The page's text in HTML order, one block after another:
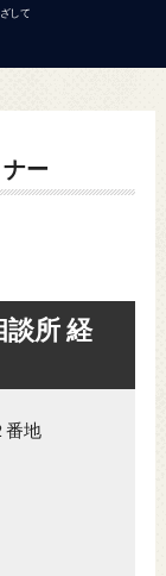
して
ー
談所 経
番地